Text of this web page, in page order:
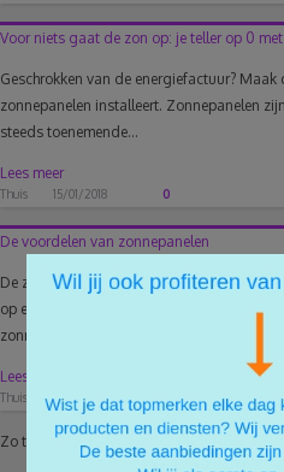
Voor niets gaat de zon op: je teller op 0
Geschrokken van de energiefactuur?
zonnepanelen installeert. Zonnepanelen
steeds toenemende...
Lees meer
Thuis 15/01/2018 0
De voordelen van zonnepanelen
De zomer komt eraan en dat betekent veel
op een terrasje te zitten, maar ook goed
zonnepanelen bespaar je...
Lees meer
Thuis 31/05/2019
Zo te zien heeft er nog niemand gereageerd.